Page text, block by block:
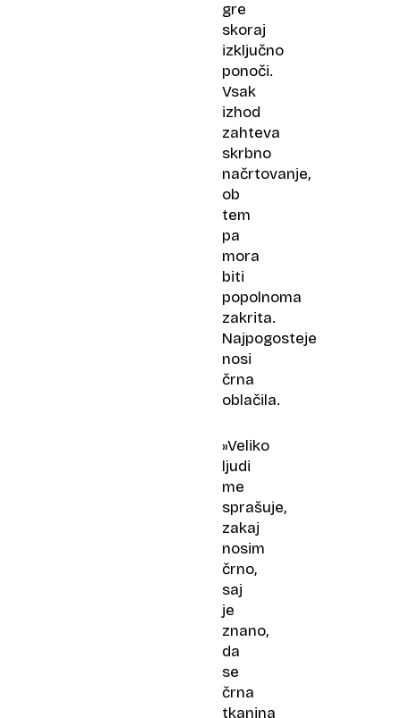
gre
skoraj
izključno
ponoči.
Vsak
izhod
zahteva
skrbno
načrtovanje,
ob
tem
pa
mora
biti
popolnoma
zakrita.
Najpogosteje
nosi
črna
oblačila.
»Veliko
ljudi
me
sprašuje,
zakaj
nosim
črno,
saj
je
znano,
da
se
črna
tkanina